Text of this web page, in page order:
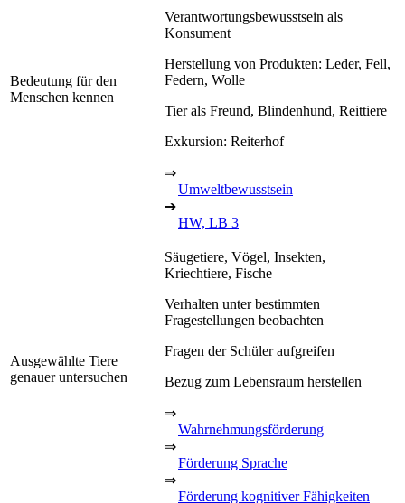
Bedeutung für den
Menschen kennen
Verantwortungsbewusstsein als
Konsument
Herstellung von Produkten: Leder, Fell,
Federn, Wolle
Tier als Freund, Blindenhund, Reittiere
Exkursion: Reiterhof
⇒
Umweltbewusstsein
➔
HW, LB 3
Ausgewählte Tiere
genauer untersuchen
Säugetiere, Vögel, Insekten,
Kriechtiere, Fische
Verhalten unter bestimmten
Fragestellungen beobachten
Fragen der Schüler aufgreifen
Bezug zum Lebensraum herstellen
⇒
Wahrnehmungsförderung
⇒
Förderung Sprache
⇒
Förderung kognitiver Fähigkeiten